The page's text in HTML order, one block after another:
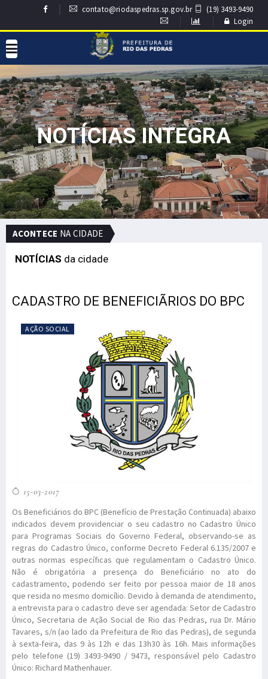
contato@riodaspedras.sp.gov.br
(19) 3493-9490
Login
NOTÍCIAS INTEGRA
ACONTECE NA CIDADE
NOTÍCIAS da cidade
CADASTRO DE BENEFICIÃRIOS DO BPC
AÇÃO SOCIAL
15-03-2017
Os Beneficiários do BPC (Benefício de Prestação Continuada) abaixo
indicados devem providenciar o seu cadastro no Cadastro Único
para Programas Sociais do Governo Federal, observando-se as
regras do Cadastro Único, conforme Decreto Federal 6.135/2007 e
outras normas específicas que regulamentam o Cadastro Único.
Não é obrigatória a presença do Beneficiário no ato do
cadastramento, podendo ser feito por pessoa maior de 18 anos
que resida no mesmo domicílio. Devido à demanda de atendimento,
a entrevista para o cadastro deve ser agendada: Setor de Cadastro
Único, Secretaria de Ação Social de Rio das Pedras, rua Dr. Mário
Tavares, s/n (ao lado da Prefeitura de Rio das Pedras), de segunda
à sexta-feira, das 9 às 12h e das 13h30 às 16h. Mais informações
pelo telefone (19) 3493-9490 / 9473, responsável pelo Cadastro
Único: Richard Mathenhauer.